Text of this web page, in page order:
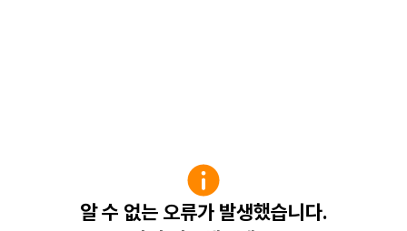
알 수 없는 오류가 발생했습니다.